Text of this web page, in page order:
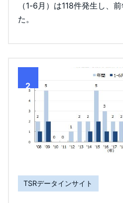
（1-6月）は118件発生し、
た。
2
TSRデータインサイト